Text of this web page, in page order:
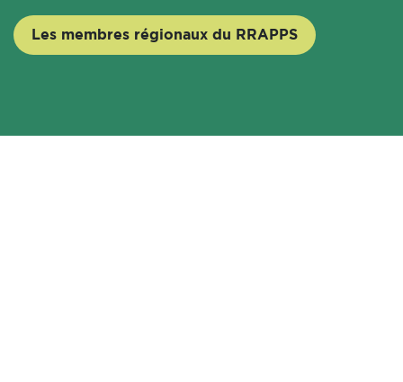
Les membres régionaux du RRAPPS